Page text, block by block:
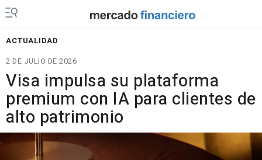
ACTUALIDAD
2 DE JULIO DE 2026
Visa impulsa su plataforma
premium con IA para clientes de
alto patrimonio